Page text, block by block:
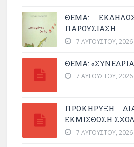
ΘΈΜΑ:
ΠΑΡΟΥΣΊΑΣΗ
7 ΑΥΓΟΎΣΤΟΥ, 2026
ΘΕΜΑ:
7 ΑΥΓΟΎΣΤΟΥ, 2026
ΠΡΟΚΗΡΥΞΗ
ΕΚΜΊΣΘΩΣΗ
7 ΑΥΓΟΎΣΤΟΥ, 2026